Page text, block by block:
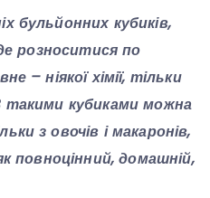
бульйонних кубиків,
розноситися по
– ніякої хімії, тільки
такими кубиками можна
з овочів і макаронів,
повноцінний, домашній,